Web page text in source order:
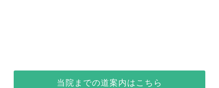
当院までの道案内はこちら